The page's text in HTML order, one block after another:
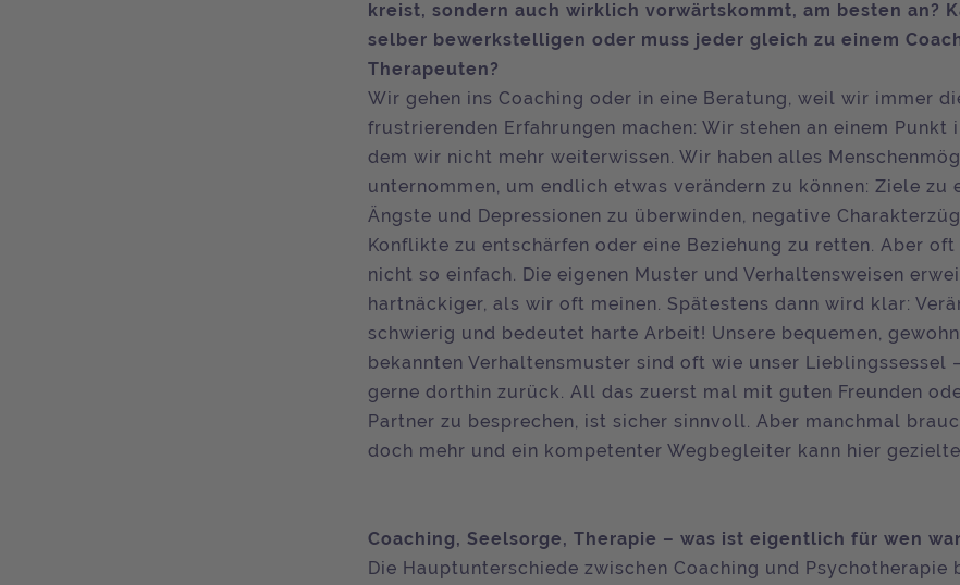
kreist, sondern auch wirklich vorwärtskommt, am besten an?
selber bewerkstelligen oder muss jeder gleich zu einem
Therapeuten?
Wir gehen ins Coaching oder in eine Beratung, weil wir immer
frustrierenden Erfahrungen machen: Wir stehen an einem Punkt
dem wir nicht mehr weiterwissen. Wir haben alles
unternommen, um endlich etwas verändern zu können: Ziele zu
Ängste und Depressionen zu überwinden, negative
Konflikte zu entschärfen oder eine Beziehung zu retten. Aber
nicht so einfach. Die eigenen Muster und Verhaltensweisen
hartnäckiger, als wir oft meinen. Spätestens dann wird klar:
schwierig und bedeutet harte Arbeit! Unsere bequemen,
bekannten Verhaltensmuster sind oft wie unser Lieblingssessel
gerne dorthin zurück. All das zuerst mal mit guten Freunden
Partner zu besprechen, ist sicher sinnvoll. Aber manchmal
doch mehr und ein kompetenter Wegbegleiter kann hier
Coaching, Seelsorge, Therapie – was ist eigentlich für wen
Die Hauptunterschiede zwischen Coa­ching und Psychotherapie